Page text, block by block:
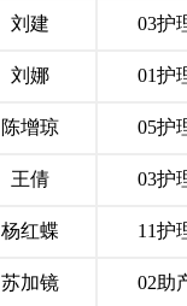
刘建 03护
刘娜 01护
陈增琼 05护
王倩 03护
杨红蝶 11护
苏加镜 02助